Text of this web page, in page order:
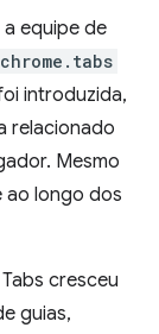
equipe de
chrome.tabs
introduzida,
relacionado
Mesmo
ao longo dos
cresceu
guias,